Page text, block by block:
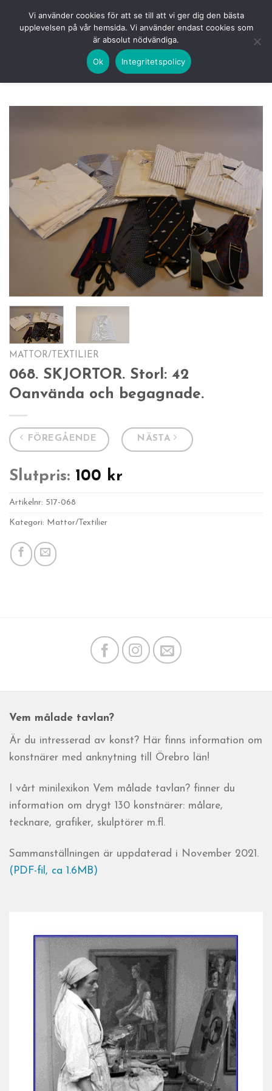
KOMMANDE LOGGA IN
MATTOR/TEXTILIER
068. SKJORTOR. Storl: 42
Oanvända och begagnade.
FÖREGÅENDE NÄSTA
Slutpris: 100 kr
Artikelnr: 517-068
Kategori: Mattor/Textilier
Vem målade tavlan?
Är du intresserad av konst? Här finns information om
konstnärer med anknytning till Örebro län!
I vårt minilexikon Vem målade tavlan? finner du
information om drygt 130 konstnärer: målare,
tecknare, grafiker, skulptörer m.fl.
Sammanställningen är uppdaterad i November 2021.
(PDF-fil, ca 1.6MB)
Vi använder cookies för att se till att vi ger dig den bästa
upplevelsen på vår hemsida. Vi använder endast cookies som
är absolut nödvändiga.
Ok Integritetspolicy